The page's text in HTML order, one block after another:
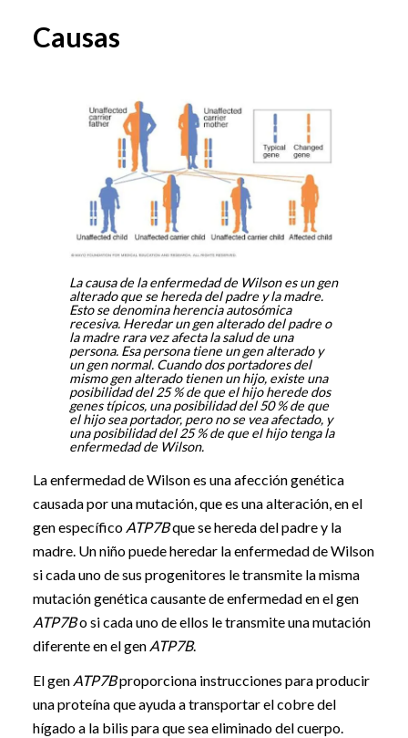
Causas
La causa de la enfermedad de Wilson es un gen
alterado que se hereda del padre y la madre.
Esto se denomina herencia autosómica
recesiva. Heredar un gen alterado del padre o
la madre rara vez afecta la salud de una
persona. Esa persona tiene un gen alterado y
un gen normal. Cuando dos portadores del
mismo gen alterado tienen un hijo, existe una
posibilidad del 25 % de que el hijo herede dos
genes típicos, una posibilidad del 50 % de que
el hijo sea portador, pero no se vea afectado, y
una posibilidad del 25 % de que el hijo tenga la
enfermedad de Wilson.
La enfermedad de Wilson es una afección genética
causada por una mutación, que es una alteración, en el
gen específico ATP7Bque se hereda del padre y la
madre. Un niño puede heredar la enfermedad de Wilson
si cada uno de sus progenitores le transmite la misma
mutación genética causante de enfermedad en el gen
ATP7Bo si cada uno de ellos le transmite una mutación
diferente en el gen ATP7B.
El gen ATP7Bproporciona instrucciones para producir
una proteína que ayuda a transportar el cobre del
hígado a la bilis para que sea eliminado del cuerpo.